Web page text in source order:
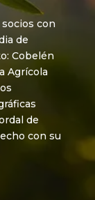
con
de
Cobelén
Agrícola
de
con su